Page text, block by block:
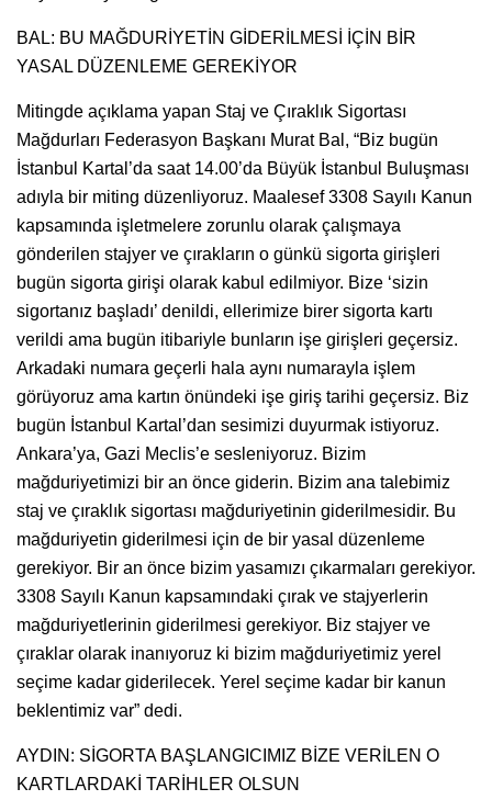
BAL: BU MAĞDURİYETİN GİDERİLMESİ İÇİN BİR
YASAL DÜZENLEME GEREKİYOR
Mitingde açıklama yapan Staj ve Çıraklık Sigortası
Mağdurları Federasyon Başkanı Murat Bal, “Biz bugün
İstanbul Kartal’da saat 14.00’da Büyük İstanbul Buluşması
adıyla bir miting düzenliyoruz. Maalesef 3308 Sayılı Kanun
kapsamında işletmelere zorunlu olarak çalışmaya
gönderilen stajyer ve çırakların o günkü sigorta girişleri
bugün sigorta girişi olarak kabul edilmiyor. Bize ‘sizin
sigortanız başladı’ denildi, ellerimize birer sigorta kartı
verildi ama bugün itibariyle bunların işe girişleri geçersiz.
Arkadaki numara geçerli hala aynı numarayla işlem
görüyoruz ama kartın önündeki işe giriş tarihi geçersiz. Biz
bugün İstanbul Kartal’dan sesimizi duyurmak istiyoruz.
Ankara’ya, Gazi Meclis’e sesleniyoruz. Bizim
mağduriyetimizi bir an önce giderin. Bizim ana talebimiz
staj ve çıraklık sigortası mağduriyetinin giderilmesidir. Bu
mağduriyetin giderilmesi için de bir yasal düzenleme
gerekiyor. Bir an önce bizim yasamızı çıkarmaları gerekiyor.
3308 Sayılı Kanun kapsamındaki çırak ve stajyerlerin
mağduriyetlerinin giderilmesi gerekiyor. Biz stajyer ve
çıraklar olarak inanıyoruz ki bizim mağduriyetimiz yerel
seçime kadar giderilecek. Yerel seçime kadar bir kanun
beklentimiz var” dedi.
AYDIN: SİGORTA BAŞLANGICIMIZ BİZE VERİLEN O
KARTLARDAKİ TARİHLER OLSUN